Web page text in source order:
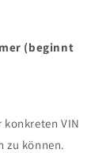
(beginnt
VIN
zu können.